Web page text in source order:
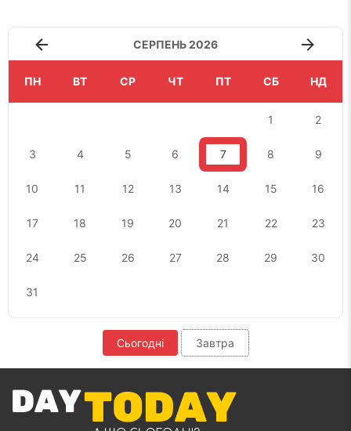
СЕРПЕНЬ 2026
ПН ВТ СР ЧТ ПТ СБ НД
1 2
3 4 5 6 7 8 9
10 11 12 13 14 15 16
17 18 19 20 21 22 23
24 25 26 27 28 29 30
31
Сьогодні Завтра